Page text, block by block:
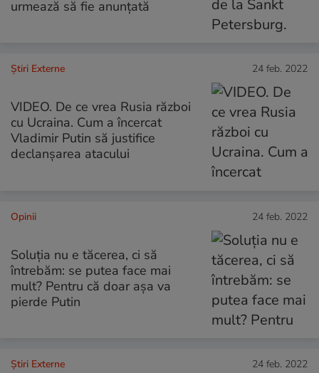
urmează să fie anunțată
Știri Externe 24 feb. 2022
VIDEO. De ce vrea Rusia război
cu Ucraina. Cum a încercat
Vladimir Putin să justifice
declanșarea atacului
Opinii 24 feb. 2022
Soluția nu e tăcerea, ci să
întrebăm: se putea face mai
mult? Pentru că doar așa va
pierde Putin
Știri Externe 24 feb. 2022